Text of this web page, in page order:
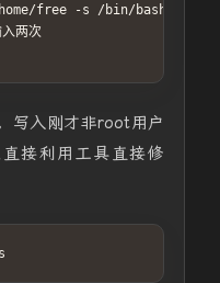
free -s /bin/bash
两次
写入刚才非root用户
接利用工具直接修